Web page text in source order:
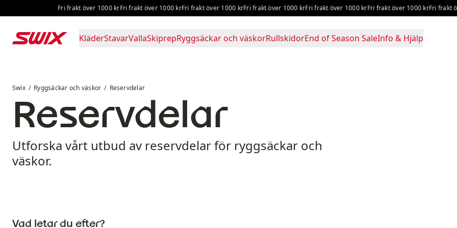
Hoppa till innehållFri frakt över 1000 kr Fri frakt över 1000 kr Fri frakt över 1000 kr Fri frakt över 1000 kr Fri frakt över 1000 kr Fri frakt över 1000 kr Fri frakt
KläderStavarVallaSkiprepRyggsäckar och väskorRullskidorEnd of Season SaleInfo & Hjälp
Swix Ryggsäckar och väskor Reservdelar
Reservdelar
Utforska vårt utbud av reservdelar för ryggsäckar och
väskor.
Vad letar du efter?